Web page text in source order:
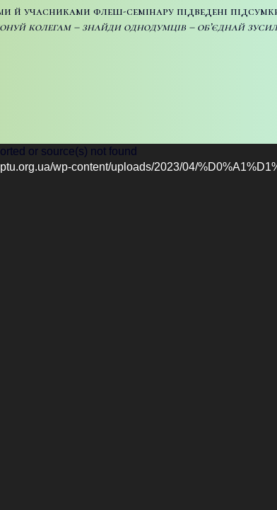
й учасниками флеш-семінару підведені
колегам – знайди однодумців – об’єднай
or source(s) not found
wp-content/uploads/2023/04/